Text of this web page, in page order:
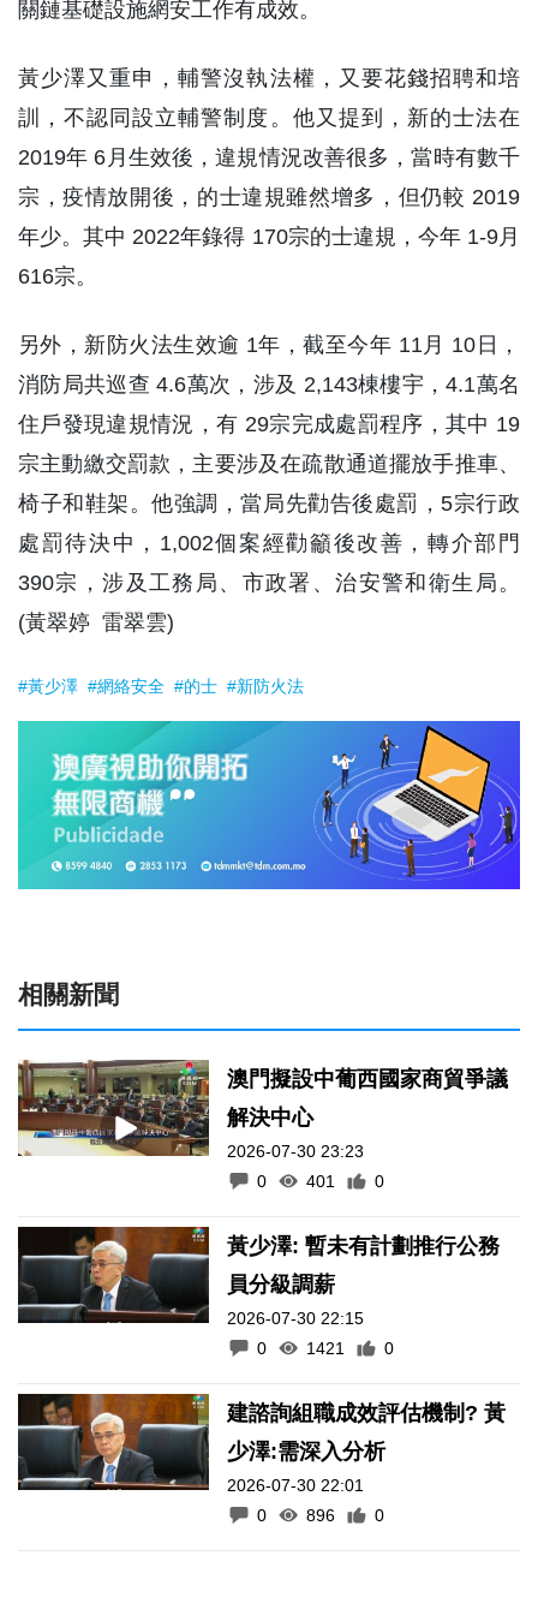
關鏈基礎設施網安工作有成效。
黃少澤又重申，輔警沒執法權，又要花錢招聘和培
訓，不認同設立輔警制度。他又提到，新的士法在
2019年 6月生效後，違規情況改善很多，當時有數千
宗，疫情放開後，的士違規雖然增多，但仍較 2019
年少。其中 2022年錄得 170宗的士違規，今年 1-9月
616宗。
另外，新防火法生效逾 1年，截至今年 11月 10日，
消防局共巡查 4.6萬次，涉及 2,143棟樓宇，4.1萬名
住戶發現違規情況，有 29宗完成處罰程序，其中 19
宗主動繳交罰款，主要涉及在疏散通道擺放手推車、
椅子和鞋架。他強調，當局先勸告後處罰，5宗行政
處罰待決中，1,002個案經勸籲後改善，轉介部門
390宗，涉及工務局、市政署、治安警和衛生局。
(黃翠婷 雷翠雲)
#黃少澤 #網絡安全 #的士 #新防火法
相關新聞
澳門擬設中葡西國家商貿爭議
解決中心
2026-07-30 23:23
0
401 0
黃少澤: 暫未有計劃推行公務
員分級調薪
2026-07-30 22:15
0
1421 0
建諮詢組職成效評估機制? 黃
少澤:需深入分析
2026-07-30 22:01
0
896 0